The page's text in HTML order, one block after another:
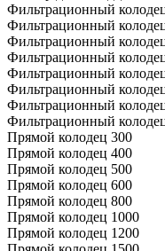
Фильтрационный
Фильтрационный
Фильтрационный
Фильтрационный
Фильтрационный
Фильтрационный
Фильтрационный
Фильтрационный
Прямой колодец 300
Прямой колодец 400
Прямой колодец 500
Прямой колодец 600
Прямой колодец 800
Прямой колодец 1000
Прямой колодец 1200